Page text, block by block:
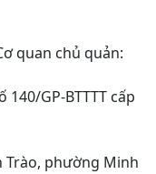
quan chủ quản:
GP-BTTTT cấp
Trào, phường Minh